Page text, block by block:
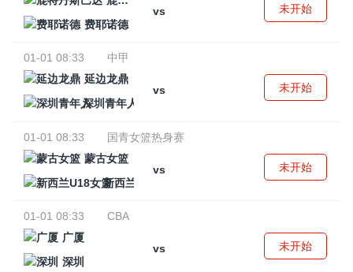
vs
费耶诺德
未开始
01-01 08:33
中甲
延边龙鼎
vs
深圳青年人
未开始
01-01 08:33
国青女篮热身赛
蒙古女篮
vs
新西兰U18女篮
未开始
01-01 08:33
CBA
广厦
vs
深圳
未开始